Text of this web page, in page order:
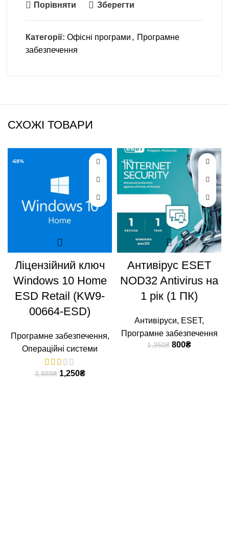
Порівняти Зберегти
Категорії: Офісні програми , Програмне
забезпечення
СХОЖІ ТОВАРИ
-68%
Ліцензійний ключ
Windows 10 Home
ESD Retail (KW9-
00664-ESD)
Програмне забезпечення,
Операційні системи
3,889₴ 1,250₴
-41%
Антивірус ESET
NOD32 Antivirus на
1 рік (1 ПК)
Антивіруси, ESET,
Програмне забезпечення
1,350₴ 800₴